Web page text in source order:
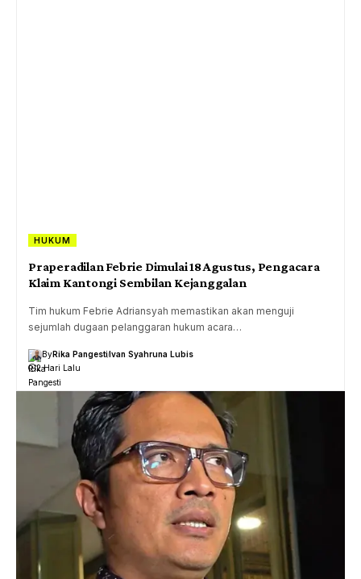
HUKUM
Praperadilan Febrie Dimulai 18 Agustus, Pengacara
Klaim Kantongi Sembilan Kejanggalan
Tim hukum Febrie Adriansyah memastikan akan menguji
sejumlah dugaan pelanggaran hukum acara…
ByRika PangestiIvan Syahruna Lubis
2 Hari Lalu